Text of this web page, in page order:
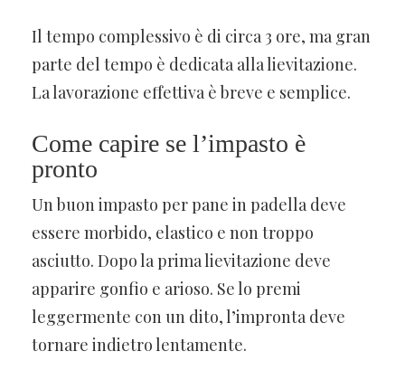
Il tempo complessivo è di circa 3 ore, ma gran
parte del tempo è dedicata alla lievitazione.
La lavorazione effettiva è breve e semplice.
Come capire se l’impasto è
pronto
Un buon impasto per pane in padella deve
essere morbido, elastico e non troppo
asciutto. Dopo la prima lievitazione deve
apparire gonfio e arioso. Se lo premi
leggermente con un dito, l’impronta deve
tornare indietro lentamente.